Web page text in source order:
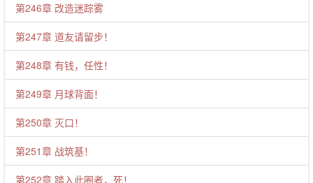
第246章 改造迷踪雾
第247章 道友请留步！
第248章 有钱，任性！
第249章 月球背面！
第250章 灭口！
第251章 战筑基！
第252章 踏入此圈者，死！